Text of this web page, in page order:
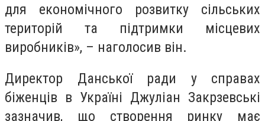
для економічного розвитку сільських
територій та підтримки місцевих
виробників», – наголосив він.
Директор Данської ради у справах
біженців в Україні Джуліан Закрзевські
зазначив, що створення ринку має